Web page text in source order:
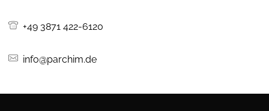
+49 3871 422-6120
info@parchim.de